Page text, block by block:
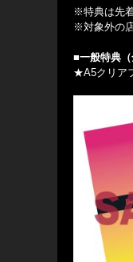
※特典は先
※対象外の
■一般特典
★A5クリア